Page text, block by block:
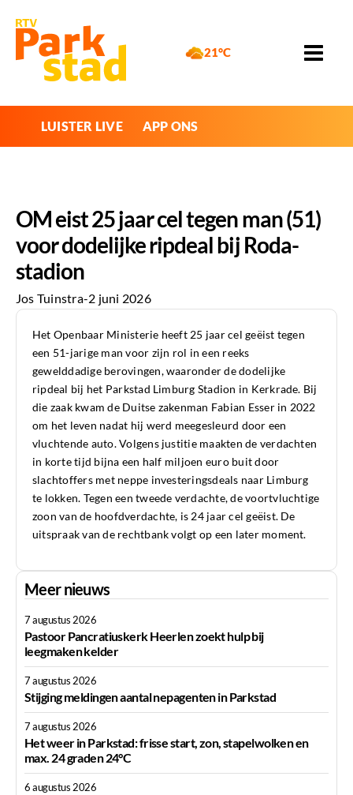
21°C
LUISTER LIVE APP ONS
OM eist 25 jaar cel tegen man (51)
voor dodelijke ripdeal bij Roda-
stadion
Jos Tuinstra-2 juni 2026
Het Openbaar Ministerie heeft 25 jaar cel geëist tegen
een 51-jarige man voor zijn rol in een reeks
gewelddadige berovingen, waaronder de dodelijke
ripdeal bij het Parkstad Limburg Stadion in Kerkrade. Bij
die zaak kwam de Duitse zakenman Fabian Esser in 2022
om het leven nadat hij werd meegesleurd door een
vluchtende auto. Volgens justitie maakten de verdachten
in korte tijd bijna een half miljoen euro buit door
slachtoffers met neppe investeringsdeals naar Limburg
te lokken. Tegen een tweede verdachte, de voortvluchtige
zoon van de hoofdverdachte, is 24 jaar cel geëist. De
uitspraak van de rechtbank volgt op een later moment.
Meer nieuws
7 augustus 2026
Pastoor Pancratiuskerk Heerlen zoekt hulp bij
leegmaken kelder
7 augustus 2026
Stijging meldingen aantal nepagenten in Parkstad
7 augustus 2026
Het weer in Parkstad: frisse start, zon, stapelwolken en
max. 24 graden 24°C
6 augustus 2026